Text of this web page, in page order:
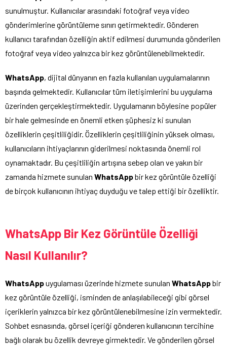
sunulmuştur. Kullanıcılar arasındaki fotoğraf veya video
gönderimlerine görüntüleme sınırı getirmektedir. Gönderen
kullanıcı tarafından özelliğin aktif edilmesi durumunda gönderilen
fotoğraf veya video yalnızca bir kez görüntülenebilmektedir.
WhatsApp, dijital dünyanın en fazla kullanılan uygulamalarının
başında gelmektedir. Kullanıcılar tüm iletişimlerini bu uygulama
üzerinden gerçekleştirmektedir. Uygulamanın böylesine popüler
bir hale gelmesinde en önemli etken şüphesiz ki sunulan
özelliklerin çeşitliliğidir. Özelliklerin çeşitliliğinin yüksek olması,
kullanıcıların ihtiyaçlarının giderilmesi noktasında önemli rol
oynamaktadır. Bu çeşitliliğin artışına sebep olan ve yakın bir
zamanda hizmete sunulan WhatsAppbir kez görüntüle özelliği
de birçok kullanıcının ihtiyaç duyduğu ve talep ettiği bir özelliktir.
WhatsApp Bir Kez Görüntüle Özelliği
Nasıl Kullanılır?
WhatsAppuygulaması üzerinde hizmete sunulan WhatsAppbir
kez görüntüle özelliği, isminden de anlaşılabileceği gibi görsel
içeriklerin yalnızca bir kez görüntülenebilmesine izin vermektedir.
Sohbet esnasında, görsel içeriği gönderen kullanıcının tercihine
bağlı olarak bu özellik devreye girmektedir. Ve gönderilen görsel